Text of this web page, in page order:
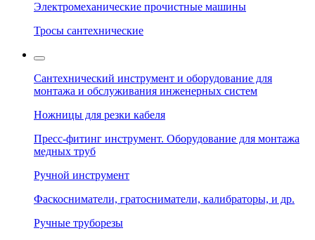
Электромеханические прочистные машины
Тросы сантехнические
Сантехнический инструмент и оборудование для
монтажа и обслуживания инженерных систем
Ножницы для резки кабеля
Пресс-фитинг инструмент. Оборудование для монтажа
медных труб
Ручной инструмент
Фаскосниматели, гратосниматели, калибраторы, и др.
Ручные труборезы